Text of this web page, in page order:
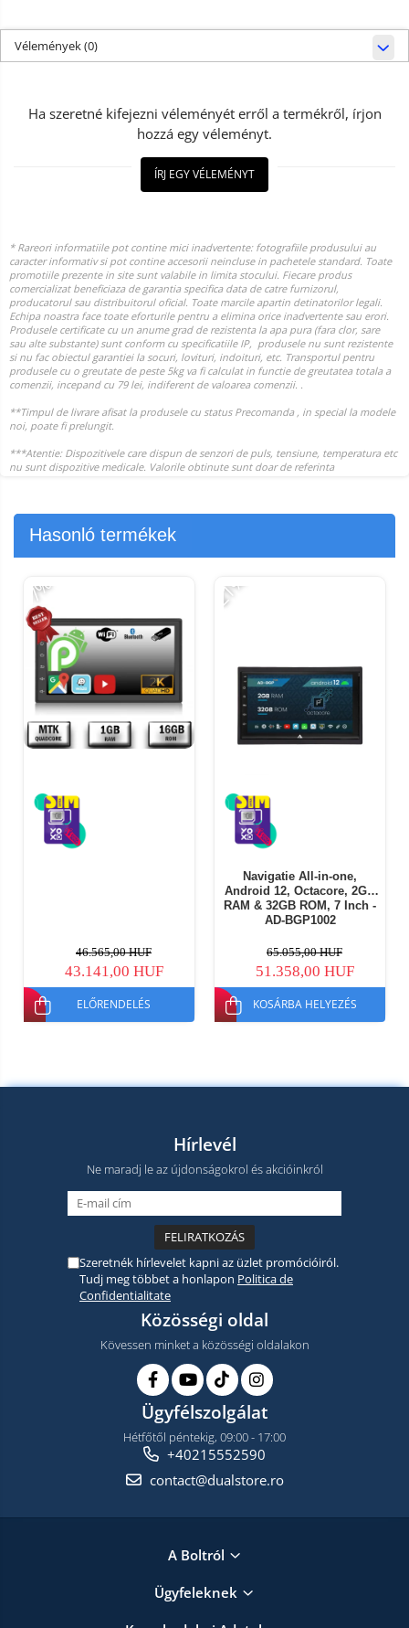
Vélemények(0)
Ha szeretné kifejezni véleményét erről a termékről, írjon
hozzá egy véleményt.
ÍRJ EGY VÉLEMÉNYT
Hasonló termékek
-7%
46.565,00 HUF
43.141,00 HUF
ELŐRENDELÉS
-21%
Navigatie All-in-one,
Android 12, Octacore, 2GB
RAM & 32GB ROM, 7 Inch -
AD-BGP1002
65.055,00 HUF
51.358,00 HUF
KOSÁRBA HELYEZÉS
Hírlevél
Ne maradj le az újdonságokrol és akcióinkról
Szeretnék hírlevelet kapni az üzlet promócióiról.
Tudj meg többet a honlapon Politica de
Confidentialitate
Közösségi oldal
Kövessen minket a közösségi oldalakon
Ügyfélszolgálat
Hétfőtől péntekig, 09:00 - 17:00
+40215552590
contact@dualstore.ro
A Boltról
Ügyfeleknek